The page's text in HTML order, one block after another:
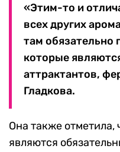
«Этим-то и
всех других
там обязательно
которые
аттрактантов,
Гладкова.
Она также отметила,
являются